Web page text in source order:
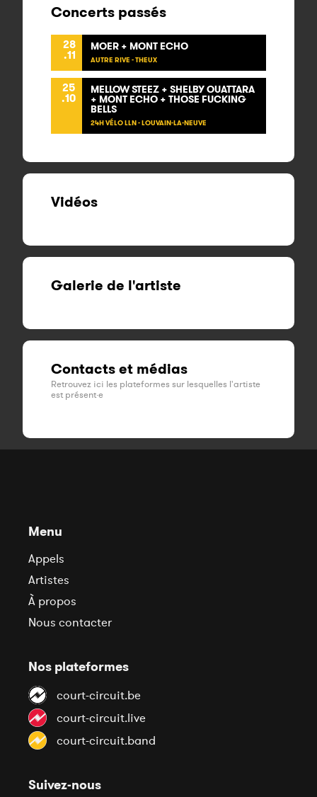
Concerts passés
28
.11
MOER + MONT ECHO
AUTRE RIVE - THEUX
25
.10
MELLOW STEEZ + SHELBY OUATTARA
+ MONT ECHO + THOSE FUCKING
BELLS
24H VÉLO LLN - LOUVAIN-LA-NEUVE
Vidéos
Galerie de l'artiste
Contacts et médias
Retrouvez ici les plateformes sur lesquelles l'artiste
est présent·e
Menu
Appels
Artistes
À propos
Nous contacter
Nos plateformes
court-circuit.be
court-circuit.live
court-circuit.band
Suivez-nous